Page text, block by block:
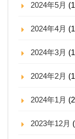
2024年5月
2024年4月
2024年3月
2024年2月
2024年1月
2023年12月